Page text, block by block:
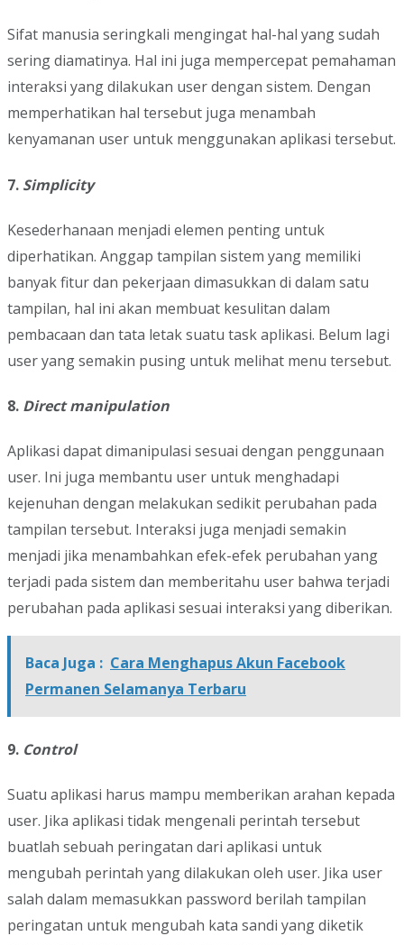
Sifat manusia seringkali mengingat hal-hal yang sudah
sering diamatinya. Hal ini juga mempercepat pemahaman
interaksi yang dilakukan user dengan sistem. Dengan
memperhatikan hal tersebut juga menambah
kenyamanan user untuk menggunakan aplikasi tersebut.
7. Simplicity
Kesederhanaan menjadi elemen penting untuk
diperhatikan. Anggap tampilan sistem yang memiliki
banyak fitur dan pekerjaan dimasukkan di dalam satu
tampilan, hal ini akan membuat kesulitan dalam
pembacaan dan tata letak suatu task aplikasi. Belum lagi
user yang semakin pusing untuk melihat menu tersebut.
8. Direct manipulation
Aplikasi dapat dimanipulasi sesuai dengan penggunaan
user. Ini juga membantu user untuk menghadapi
kejenuhan dengan melakukan sedikit perubahan pada
tampilan tersebut. Interaksi juga menjadi semakin
menjadi jika menambahkan efek-efek perubahan yang
terjadi pada sistem dan memberitahu user bahwa terjadi
perubahan pada aplikasi sesuai interaksi yang diberikan.
Baca Juga : Cara Menghapus Akun Facebook
Permanen Selamanya Terbaru
9. Control
Suatu aplikasi harus mampu memberikan arahan kepada
user. Jika aplikasi tidak mengenali perintah tersebut
buatlah sebuah peringatan dari aplikasi untuk
mengubah perintah yang dilakukan oleh user. Jika user
salah dalam memasukkan password berilah tampilan
peringatan untuk mengubah kata sandi yang diketik